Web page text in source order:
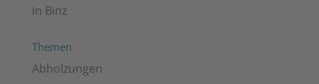
in Binz
Themen
Abholzungen